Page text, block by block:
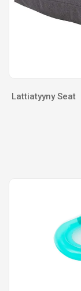
Lattiatyyny Seat